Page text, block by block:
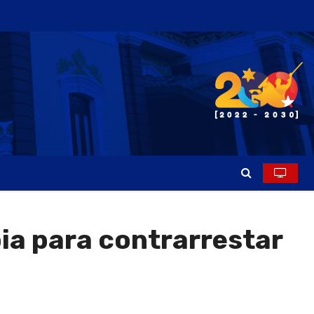
para contrarrestar